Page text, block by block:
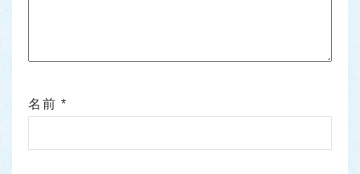
名前 *